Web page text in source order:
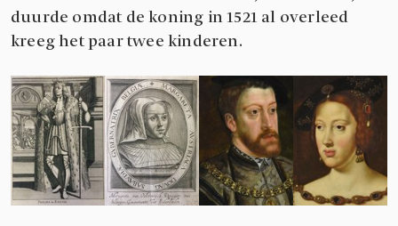
duurde omdat de koning in 1521 al overleed
kreeg het paar twee kinderen.